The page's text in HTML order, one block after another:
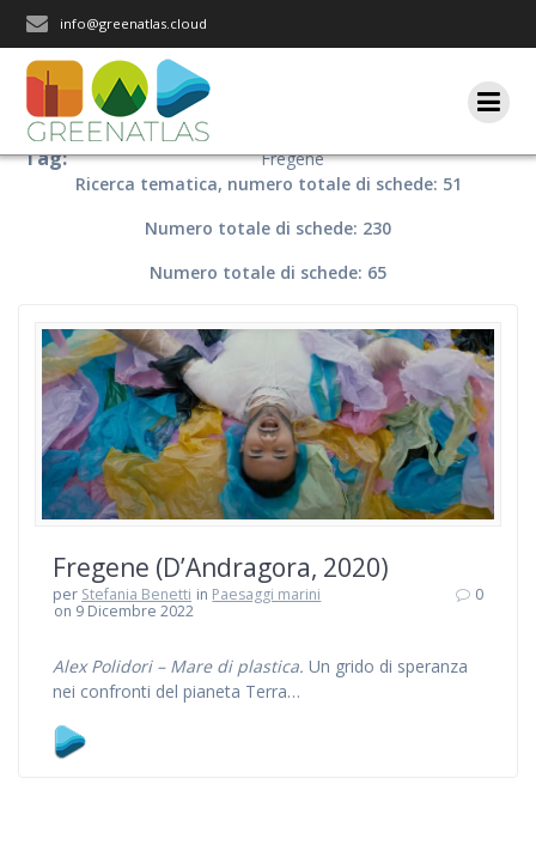
info@greenatlas.cloud
Tag:
Fregene
Ricerca tematica, numero totale di schede: 51
Numero totale di schede: 230
Numero totale di schede: 65
Fregene (D’Andragora, 2020)
per Stefania Benetti in Paesaggi marini
on 9 Dicembre 2022
0
Alex Polidori – Mare di plastica. Un grido di speranza
nei confronti del pianeta Terra…